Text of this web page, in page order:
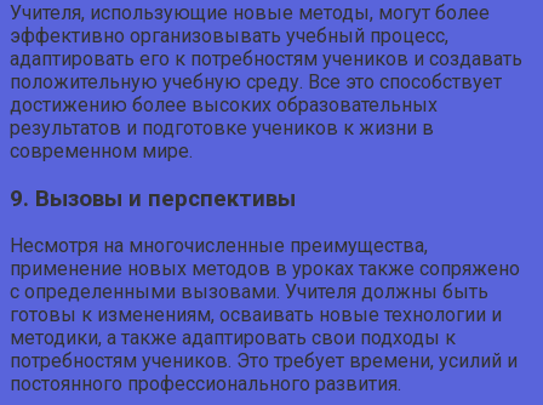
Учителя, использующие новые методы, могут более
эффективно организовывать учебный процесс,
адаптировать его к потребностям учеников и создавать
положительную учебную среду. Все это способствует
достижению более высоких образовательных
результатов и подготовке учеников к жизни в
современном мире.
9. Вызовы и перспективы
Несмотря на многочисленные преимущества,
применение новых методов в уроках также сопряжено
с определенными вызовами. Учителя должны быть
готовы к изменениям, осваивать новые технологии и
методики, а также адаптировать свои подходы к
потребностям учеников. Это требует времени, усилий и
постоянного профессионального развития.